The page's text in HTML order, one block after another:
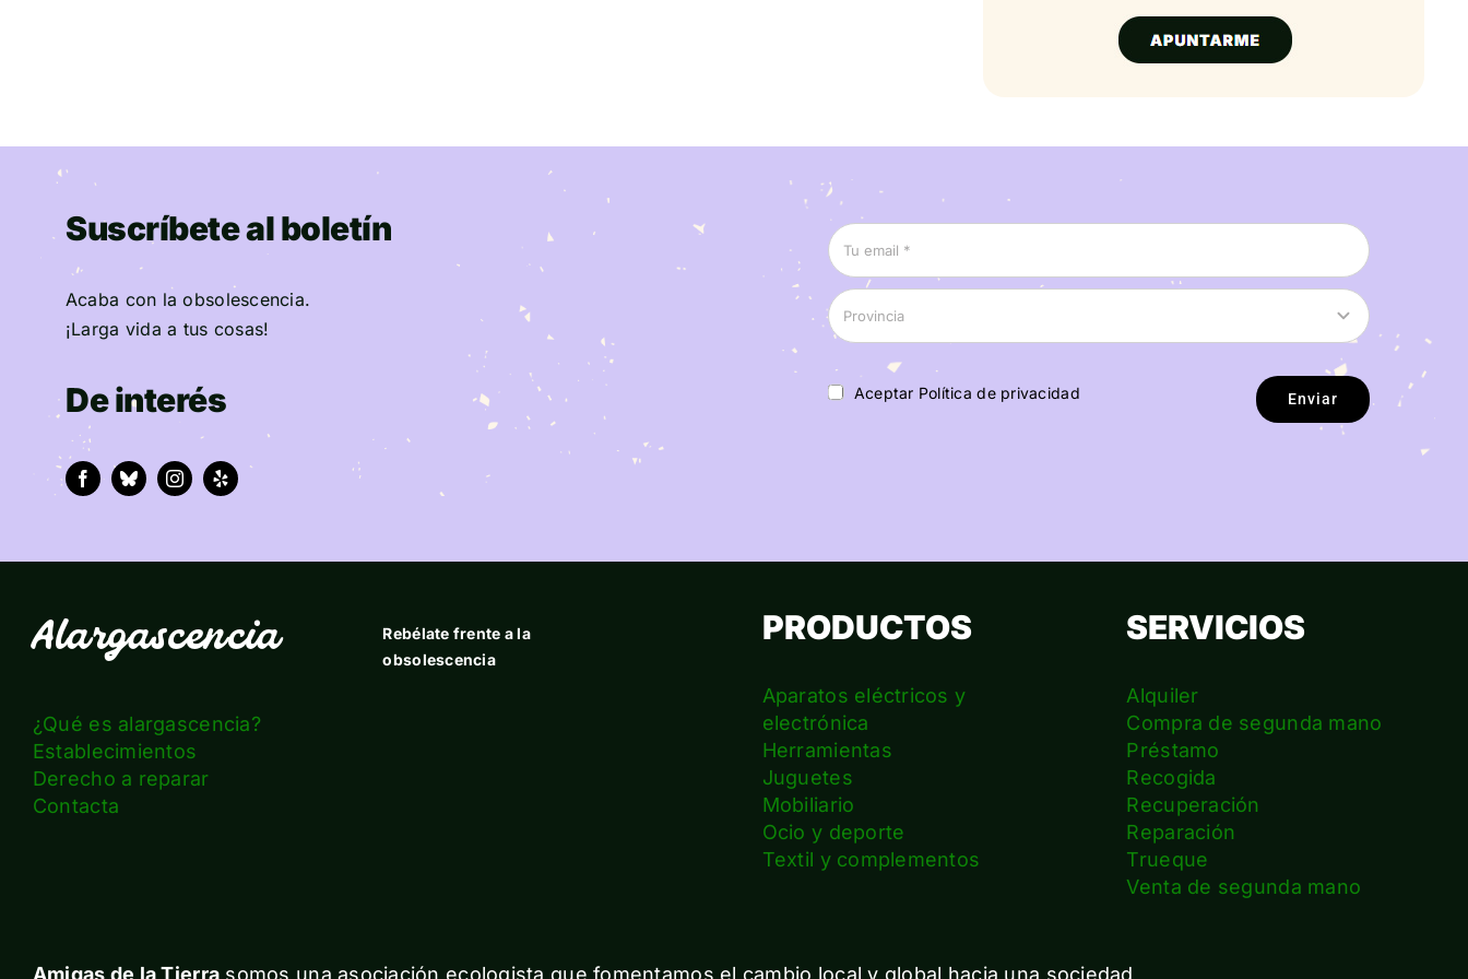
Suscríbete al boletín
Acaba con la obsolescencia.
¡Larga vida a tus cosas!
De interés Aceptar Política de privacidad Enviar
Alargascencia
Rebélate frente a la
obsolescencia
¿Qué es alargascencia?
Establecimientos
Derecho a reparar
Contacta
PRODUCTOS
Aparatos eléctricos y
electrónica
Herramientas
Juguetes
Mobiliario
Ocio y deporte
Textil y complementos
SERVICIOS
Alquiler
Compra de segunda mano
Préstamo
Recogida
Recuperación
Reparación
Trueque
Venta de segunda mano
Amigas de la Tierra somos una asociación ecologista que fomentamos el cambio local y global hacia una sociedad